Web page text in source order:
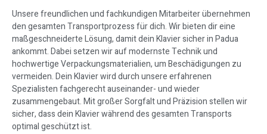
Unsere freundlichen und fachkundigen Mitarbeiter übernehmen
den gesamten Transportprozess für dich. Wir bieten dir eine
maßgeschneiderte Lösung, damit dein Klavier sicher in Padua
ankommt. Dabei setzen wir auf modernste Technik und
hochwertige Verpackungsmaterialien, um Beschädigungen zu
vermeiden. Dein Klavier wird durch unsere erfahrenen
Spezialisten fachgerecht auseinander- und wieder
zusammengebaut. Mit großer Sorgfalt und Präzision stellen wir
sicher, dass dein Klavier während des gesamten Transports
optimal geschützt ist.